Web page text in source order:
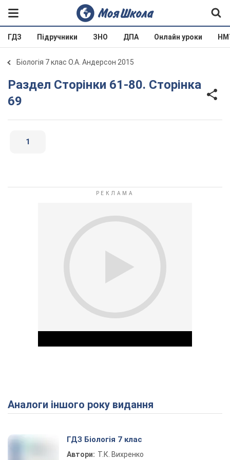
ГДЗ Підручники ЗНО ДПА Онлайн уроки
Біологія 7 клас О.А. Андерсон 2015
Раздел Сторінки 61-80. Сторінка
69
1
Play Video
Аналоги іншого року видання
ГДЗ Біологія 7 клас
Автори: Т.К. Вихренко